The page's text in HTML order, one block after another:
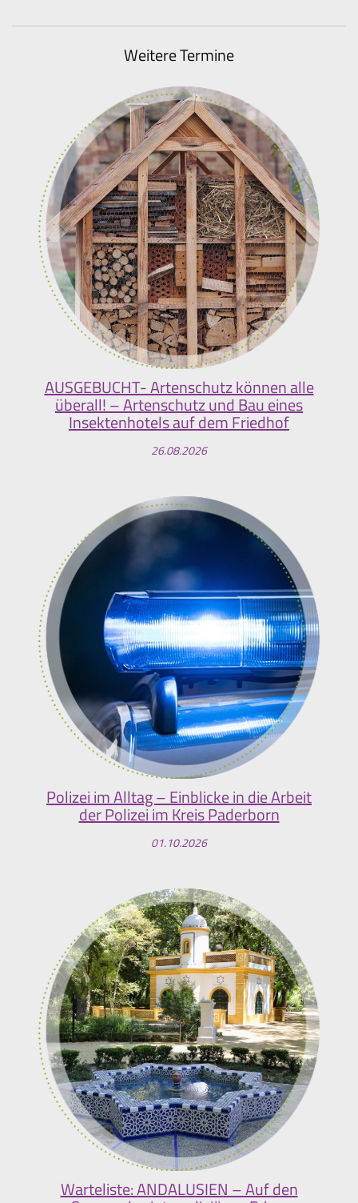
Weitere Termine
AUSGEBUCHT- Artenschutz können alle
überall! – Artenschutz und Bau eines
Insektenhotels auf dem Friedhof
26.08.2026
Polizei im Alltag – Einblicke in die Arbeit
der Polizei im Kreis Paderborn
01.10.2026
Warteliste: ANDALUSIEN – Auf den